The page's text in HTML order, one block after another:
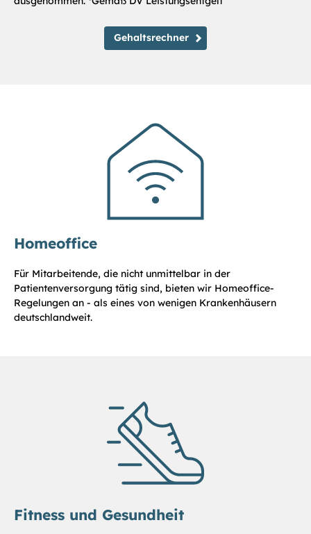
Gehaltsrechner
Homeoffice
Für Mitarbeitende, die nicht unmittelbar in der
Patientenversorgung tätig sind, bieten wir Homeoffice-
Regelungen an - als eines von wenigen Krankenhäusern
deutschlandweit.
Fitness und Gesundheit